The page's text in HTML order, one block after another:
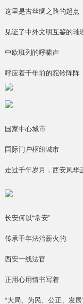
这里是古丝绸之路的起点
见证了中外文明互鉴的璀
中欧班列的呼啸声
呼应着千年前的驼铃阵阵
国家中心城市
国际门户枢纽城市
走过千年岁月，西安风华
长安何以“常安”
传承千年法治薪火的
西安一线法官
正用心用情书写着
“大局、为民、公正、发展